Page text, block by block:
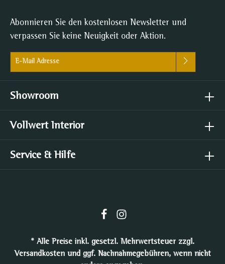
Abonnieren Sie den kostenlosen Newsletter und
verpassen Sie keine Neuigkeit oder Aktion.
E-Mail-Adresse*
Showroom
Vollwert Interior
Service & Hilfe
* Alle Preise inkl. gesetzl. Mehrwertsteuer zzgl.
Versandkostenund ggf. Nachnahmegebühren, wenn nicht